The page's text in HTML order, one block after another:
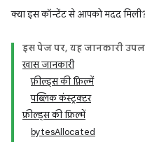
क्या इस कॉन्टेंट से आपको मदद
इस पेज पर, यह जानकारी
खास जानकारी
फ़ील्ड्स की फ़िल्में
पब्लिक कंस्ट्रक्टर
फ़ील्ड्स की फ़िल्में
bytesAllocated